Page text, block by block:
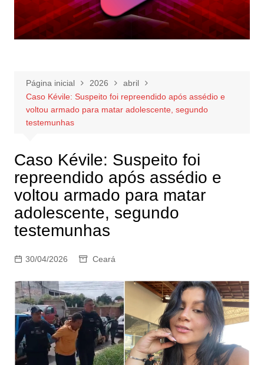
Página inicial 2026
abril
Caso Kévile: Suspeito foi repreendido após assédio e
voltou armado para matar adolescente, segundo
testemunhas
Caso Kévile: Suspeito foi
repreendido após assédio e
voltou armado para matar
adolescente, segundo
testemunhas
30/04/2026 Ceará